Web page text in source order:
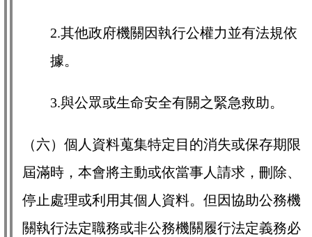
2.其他政府機關因執行公權力並有法規依
據。
3.與公眾或生命安全有關之緊急救助。
（六）個人資料蒐集特定目的消失或保存期限
屆滿時，本會將主動或依當事人請求，刪除、
停止處理或利用其個人資料。但因協助公務機
關執行法定職務或非公務機關履行法定義務必